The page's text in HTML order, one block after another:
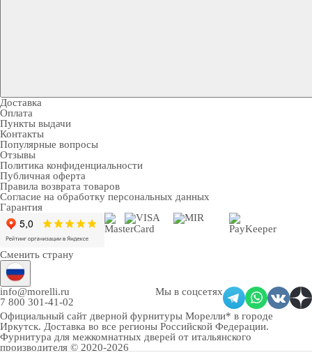
Доставка
Оплата
Пункты выдачи
Контакты
Популярные вопросы
Отзывы
Политика конфиденциальности
Публичная оферта
Правила возврата товаров
Согласие на обработку персональных данных
Гарантия
Сменить страну
info@morelli.ru
7 800 301-41-02
Мы в соцсетях
Официальный сайт дверной фурнитуры Морелли* в городе
Иркутск. Доставка во все регионы Российской Федерации.
Фурнитура для межкомнатных дверей от итальянского
производителя © 2020-2026